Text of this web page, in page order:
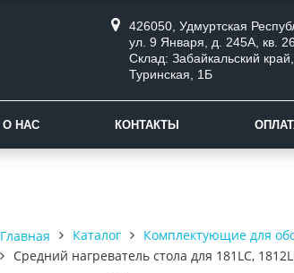
426050, Удмуртская
ул. 9 Января, д. 245А, кв.
Склад: Забайкальский край,
Туринская, 1Б
О НАС КОНТАКТЫ
Главная Каталог Комплектующие для
Средний нагреватель стола для 181LC,